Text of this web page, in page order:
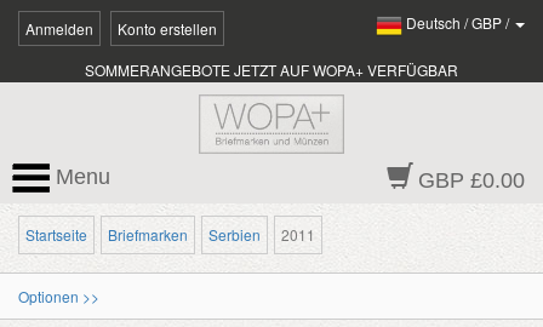
Anmelden Konto erstellen Deutsch /GBP/
SOMMERANGEBOTE JETZT AUF WOPA+ VERFÜGBAR
GBP £0.00
Menu
Startseite Briefmarken Serbien 2011
Optionen >>